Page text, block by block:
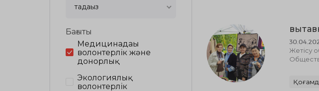
таңдаңыз
Бағыты
Медицинадағы
волонтерлік және
донорлық
Экологиялық
волонтерлік
Жетісу